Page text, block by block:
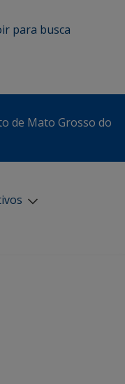
ir para busca
de Mato Grosso do